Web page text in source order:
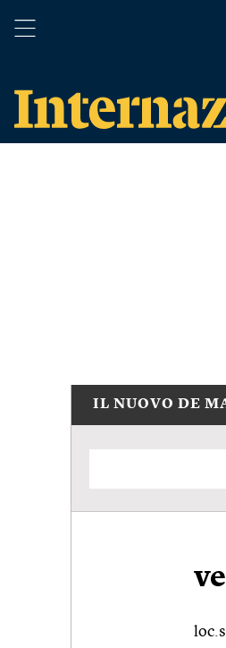
IL NUOVO DE